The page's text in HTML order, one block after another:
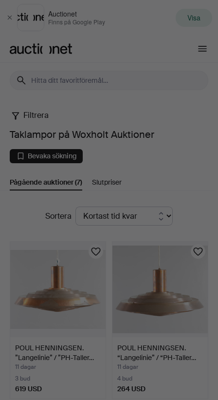
Stäng
Auctionet
Finns på Google Play Visa
Taklampor
på
Woxholt
Auktioner
Filtrera
Taklampor på Woxholt Auktioner
Bevaka sökning
Pågående auktioner(7) Slutpriser
PågåendeSortera
POUL HENNINGSEN.
”Langelinie” / ”PH-Taller…
11 dagar
3 bud
619 USD
POUL HENNINGSEN.
“Langelinie” / “PH-Taller…
11 dagar
4 bud
264 USD